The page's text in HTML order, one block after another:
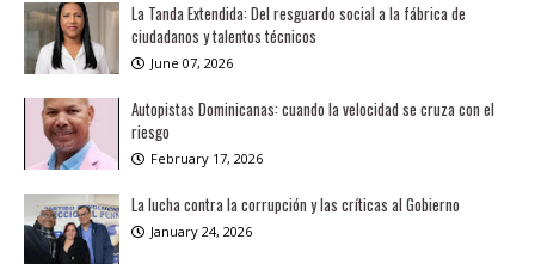
La Tanda Extendida: Del resguardo social a la fábrica de
ciudadanos y talentos técnicos
June 07, 2026
Autopistas Dominicanas: cuando la velocidad se cruza con el
riesgo
February 17, 2026
La lucha contra la corrupción y las críticas al Gobierno
January 24, 2026